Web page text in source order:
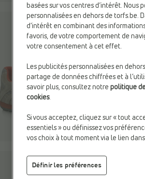
basées sur vos centres d’intérêt.
personnalisées en dehors de torfs.be.
d’intérêt en combinant des
favoris, de votre comportement de
votre consentement à cet effet.
Les publicités personnalisées en
partage de données chiffrées et à
savoir plus, consultez notre politique
cookies.
Si vous acceptez, cliquez sur « tout
essentiels » ou définissez vos
vos choix à tout moment via le lien
Définir les préférences